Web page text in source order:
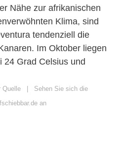
Nähe zur afrikanischen
Klima, sind
tendenziell die
Im Oktober liegen
24 Grad Celsius und
Quelle | Sehen Sie sich die
an